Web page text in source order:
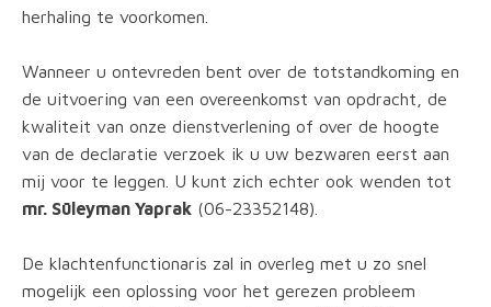
herhaling te voorkomen.
Wanneer u ontevreden bent over de totstandkoming en
de uitvoering van een overeenkomst van opdracht, de
kwaliteit van onze dienstverlening of over de hoogte
van de declaratie verzoek ik u uw bezwaren eerst aan
mij voor te leggen. U kunt zich echter ook wenden tot
mr. Süleyman Yaprak (06-23352148).
De klachtenfunctionaris zal in overleg met u zo snel
mogelijk een oplossing voor het gerezen probleem